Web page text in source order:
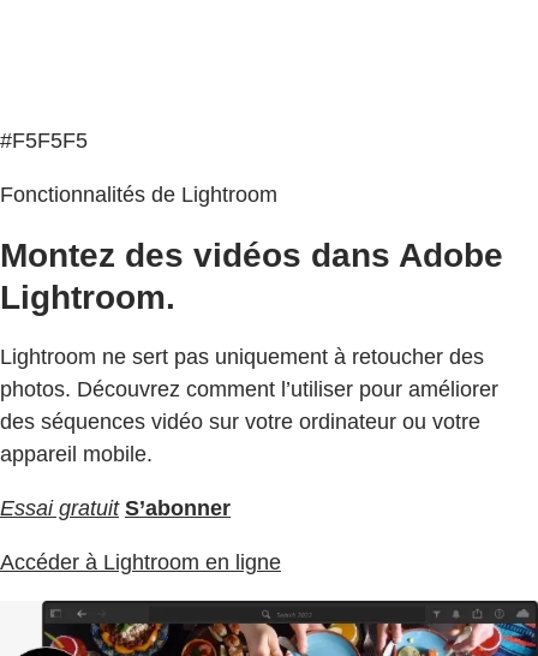
#F5F5F5
Fonctionnalités de Lightroom
Montez des vidéos dans Adobe
Lightroom.
Lightroom ne sert pas uniquement à retoucher des
photos. Découvrez comment l’utiliser pour améliorer
des séquences vidéo sur votre ordinateur ou votre
appareil mobile.
Essai gratuit S’abonner
Accéder à Lightroom en ligne